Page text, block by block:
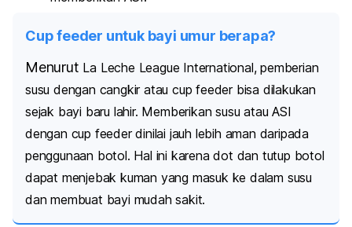
Cup feeder untuk bayi umur berapa?
Menurut La Leche League International, pemberian
susu dengan cangkir ataucup feeder bisa dilakukan
sejak bayi baru lahir. Memberikan susu atau ASI
dengan cup feederdinilai jauh lebih aman daripada
penggunaan botol. Hal ini karena dot dan tutup botol
dapat menjebak kuman yang masuk ke dalam susu
dan membuat bayi mudah sakit.